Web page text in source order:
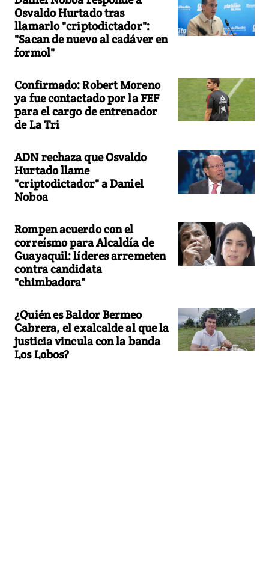
Osvaldo Hurtado tras
llamarlo "criptodictador":
"Sacan de nuevo al cadáver en
formol"
Confirmado: Robert Moreno
ya fue contactado por la FEF
para el cargo de entrenador
de La Tri
ADN rechaza que Osvaldo
Hurtado llame
"criptodictador" a Daniel
Noboa
Rompen acuerdo con el
correísmo para Alcaldía de
Guayaquil: líderes arremeten
contra candidata
"chimbadora"
¿Quién es Baldor Bermeo
Cabrera, el exalcalde al que la
justicia vincula con la banda
Los Lobos?